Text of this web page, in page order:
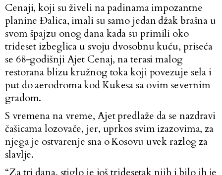
Cenaji, koji su živeli na padinama impozantne
planine Đalica, imali su samo jedan džak brašna u
svom špajzu onog dana kada su primili oko
trideset izbeglica u svoju dvosobnu kuću, priseća
se 68-godišnji Ajet Cenaj, na terasi malog
restorana blizu kružnog toka koji povezuje sela i
put do aerodroma kod Kukesa sa ovim severnim
gradom.
S vremena na vreme, Ajet predlaže da se nazdravi
čašicama lozovače, jer, uprkos svim izazovima, za
njega je ostvarenje sna o Kosovu uvek razlog za
slavlje.
“Za tri dana, stiglo je još tridesetak njih i bilo ih je